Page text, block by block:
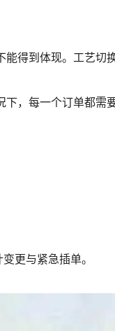
能得到体现。工艺切
下，每一个订单都需
更与紧急插单。